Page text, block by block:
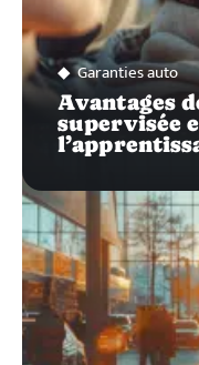
Garanties auto
Avantages
supervisée